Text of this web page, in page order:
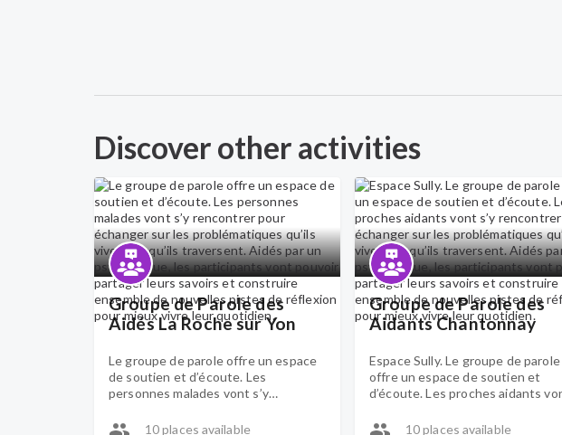
Discover other activities
Groupe de Parole des
Aidés La Roche sur Yon
Le groupe de parole offre un espace
de soutien et d’écoute. Les
personnes malades vont s’y
problématiques qu’ils vivent et qu’ils
10 places available
Groupe de Parole des
Aidants Chantonnay
Espace Sully. Le groupe de parole
offre un espace de soutien et
d’écoute. Les proches aidants
problématiques qu’ils vivent et
10 places available